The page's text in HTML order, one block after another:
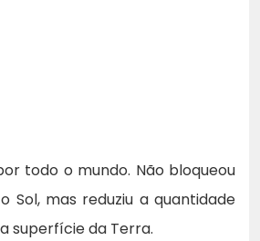
todo o mundo. Não bloqueou
Sol, mas reduziu a quantidade
superfície da Terra.